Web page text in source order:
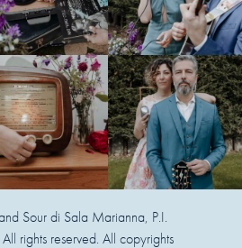
Sour di Sala Marianna, P.I.
rights reserved. All copyrights